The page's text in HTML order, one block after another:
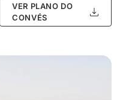
VER PLANO DO
CONVÉS